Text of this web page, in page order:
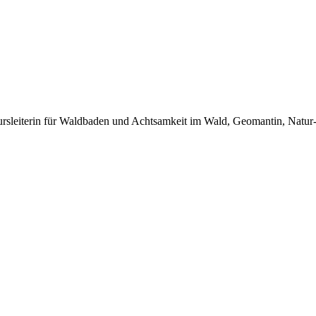
für Waldbaden und Achtsamkeit im Wald, Geomantin,